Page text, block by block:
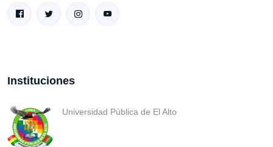
Instituciones
Universidad Pública de El Alto